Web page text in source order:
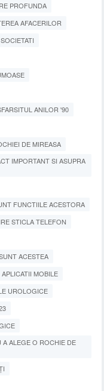
PROFUNDA
AFACERILOR
ANILOR '90
DE MIREASA
IMPORTANT SI ASUPRA
FUNCTIILE ACESTORA
STICLA TELEFON
ACESTEA
APLICATII MOBILE
UROLOGICE
A ALEGE O ROCHIE DE